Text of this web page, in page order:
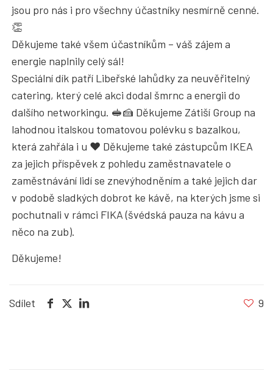
jsou pro nás i pro všechny účastníky nesmírně cenné.
👏
Děkujeme také všem účastníkům – váš zájem a
energie naplnily celý sál!
Speciální dík patří Libeřské lahůdky za neuvěřitelný
catering, který celé akci dodal šmrnc a energii do
dalšího networkingu. 🥪🍰 Děkujeme Zátiší Group na
lahodnou italskou tomatovou polévku s bazalkou,
která zahřála i u ❤️ Děkujeme také zástupcům IKEA
za jejich příspěvek z pohledu zaměstnavatele o
zaměstnávání lidí se znevýhodněním a také jejich dar
v podobě sladkých dobrot ke kávě, na kterých jsme si
pochutnali v rámci FIKA (švédská pauza na kávu a
něco na zub).
Děkujeme!
Sdílet 9